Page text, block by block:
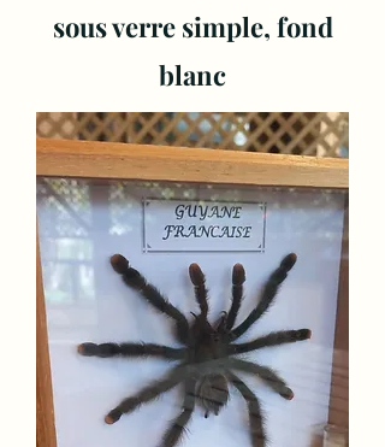
sous verre simple, fond
blanc